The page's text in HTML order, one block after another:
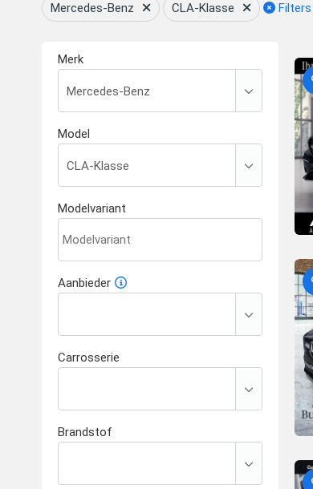
Mercedes-Benz CLA-Klasse
Merk
Model
Modelvariant
Aanbieder
Carrosserie
Brandstof